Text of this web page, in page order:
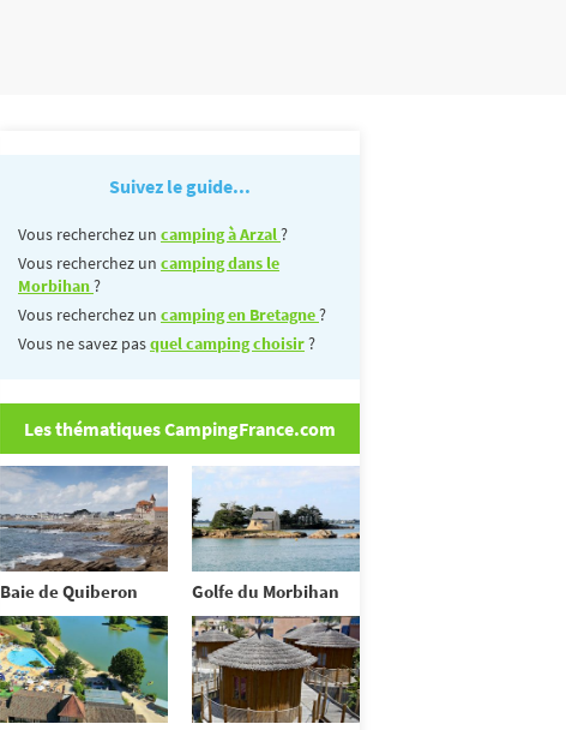
Suivez le guide...
Vous recherchez un camping à Arzal?
Vous recherchez un camping dans le
Morbihan?
Vous recherchez un camping en Bretagne?
Vous ne savez pasquel camping choisir?
Les thématiques CampingFrance.com
Baie de Quiberon Golfe du Morbihan